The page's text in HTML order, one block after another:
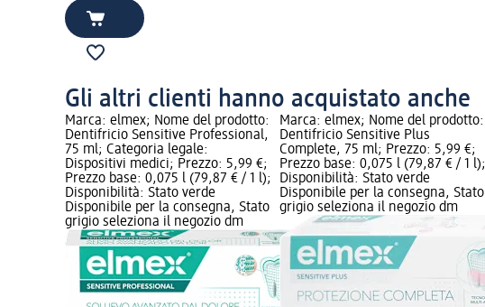
Gli altri clienti hanno acquistato anche
Marca: elmex; Nome del prodotto:
Dentifricio Sensitive Professional,
75 ml; Categoria legale:
Dispositivi medici; Prezzo: 5,99 €;
Prezzo base: 0,075 l (79,87 € / 1 l);
Disponibilità: Stato verde
Disponibile per la consegna, Stato
grigio seleziona il negozio dm
Marca: elmex; Nome del prodotto:
Dentifricio Sensitive Plus
Complete, 75 ml; Prezzo: 5,99 €;
Prezzo base: 0,075 l (79,87 € / 1 l);
Disponibilità: Stato verde
Disponibile per la consegna, Stato
grigio seleziona il negozio dm